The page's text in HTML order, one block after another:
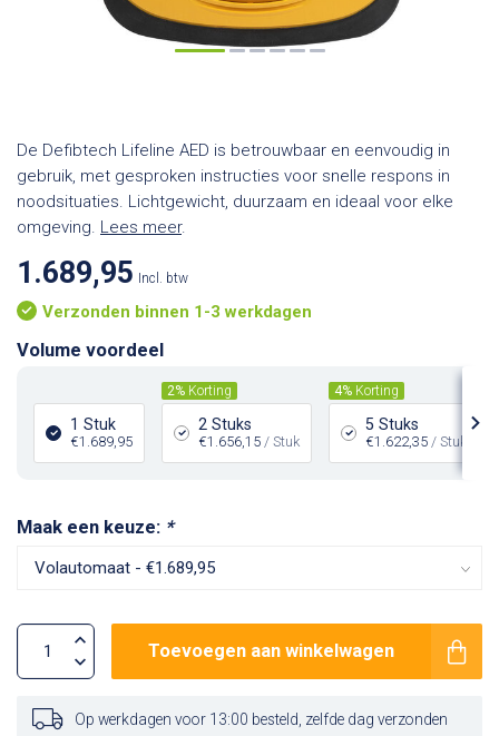
De Defibtech Lifeline AED is betrouwbaar en eenvoudig in
gebruik, met gesproken instructies voor snelle respons in
noodsituaties. Lichtgewicht, duurzaam en ideaal voor elke
omgeving. Lees meer.
1.689,95 Incl. btw
Verzonden binnen 1-3 werkdagen
Volume voordeel
1 Stuk
€1.689,95
2% Korting
2 Stuks
€1.656,15 / Stuk
4% Korting
5 Stuks
€1.622,35 / Stuk
Maak een keuze: *
Toevoegen aan winkelwagen
Op werkdagen voor 13:00 besteld, zelfde dag verzonden